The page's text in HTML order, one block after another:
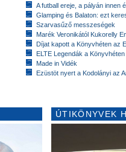
A futball ereje, a pályán innen
Glamping és Balaton: ezt
Szarvasűző messzeségek
Marék Veronikától Kukorelly
Díjat kapott a Könyvhéten az
ELTE Legendák a Könyvhéten
Made in Vidék
Ezüstöt nyert a Kodolányi az
ÚTIKÖNYVEK